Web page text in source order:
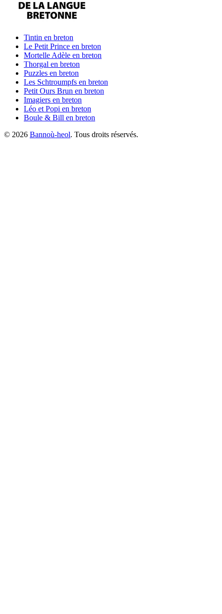
Tintin en breton
Le Petit Prince en breton
Mortelle Adèle en breton
Thorgal en breton
Puzzles en breton
Les Schtroumpfs en breton
Petit Ours Brun en breton
Imagiers en breton
Léo et Popi en breton
Boule & Bill en breton
© 2026 Bannoù-heol. Tous droits réservés.